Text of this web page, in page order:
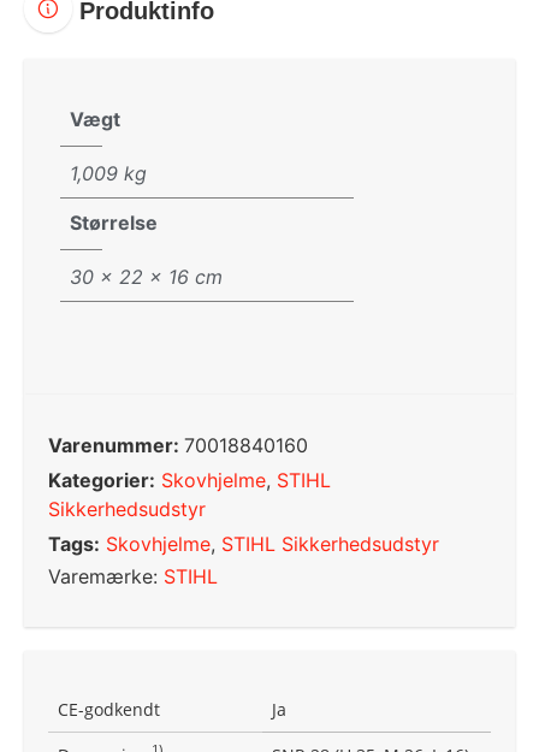
Produktinfo
Vægt
1,009 kg
Størrelse
30 × 22 × 16 cm
Varenummer: 70018840160
Kategorier: Skovhjelme, STIHL
Sikkerhedsudstyr
Tags: Skovhjelme, STIHL Sikkerhedsudstyr
Varemærke: STIHL
CE-godkendt
Ja